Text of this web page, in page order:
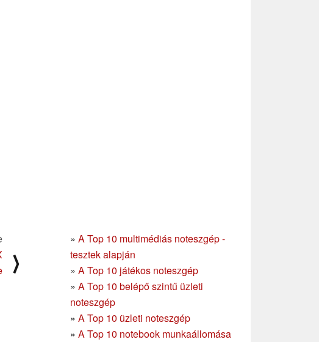
» A Top 10 multimédiás noteszgép -
tesztek alapján
» A Top 10 játékos noteszgép
» A Top 10 belépő szintű üzleti
noteszgép
» A Top 10 üzleti noteszgép
» A Top 10 notebook munkaállomása
⟩